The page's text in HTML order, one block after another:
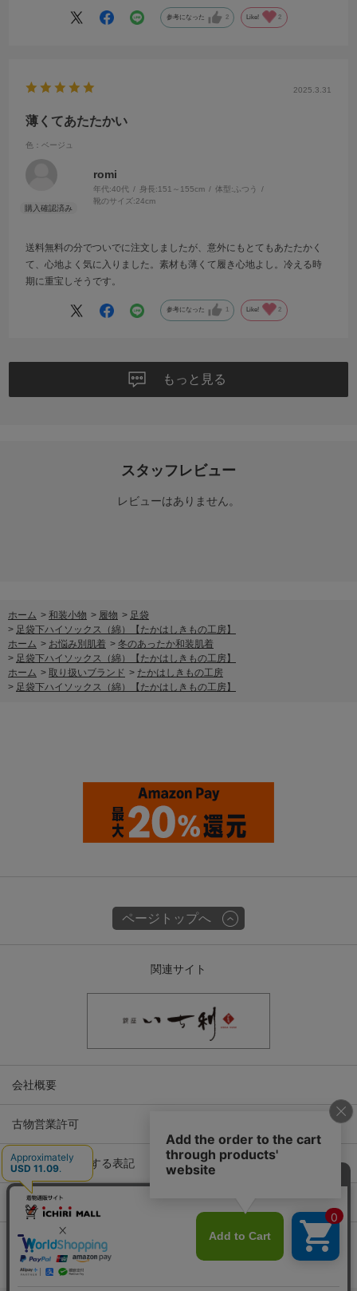
参考になった 2 Like! 2
2025.3.31
薄くてあたたかい
色：ベージュ
romi
年代:40代 身長:151～155cm 体型: ふつう
靴のサイズ:24cm
送料無料の分でついでに注文しましたが、意外にもとてもあたたかく
て、心地よく気に入りました。素材も薄くて履き心地よし。冷える時
期に重宝しそうです。
参考になった 1 Like! 2
もっと見る
スタッフレビュー
レビューはありません。
ホーム > 和装小物 > 履物 > 足袋
> 足袋下ハイソックス（綿）【たかはしきもの工房】
ホーム > お悩み別肌着 > 冬のあったか和装肌着
> 足袋下ハイソックス（綿）【たかはしきもの工房】
ホーム > 取り扱いブランド > たかはしきもの工房
> 足袋下ハイソックス（綿）【たかはしきもの工房】
ページトップへ
関連サイト
会社概要
古物営業許可
特定商取引に関する表記
プライバシーポリシー